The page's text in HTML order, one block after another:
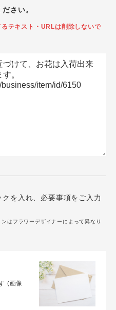
さい。
テキスト・URLは削除しないで
を入れ、必要事項をご入力
はフラワーデザイナーによって異なり
(画像